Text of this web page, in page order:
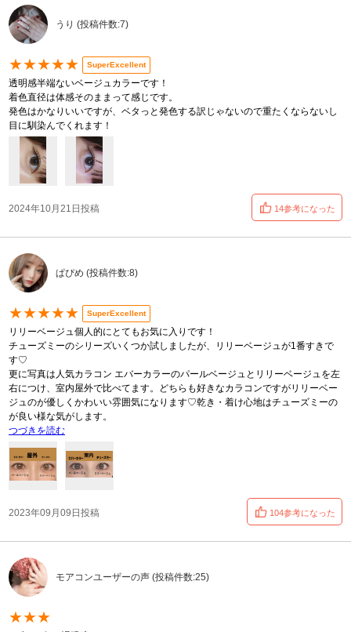
うり (投稿件数:7)
★★★★★ SuperExcellent
透明感半端ないベージュカラーです！
着色直径は体感そのままって感じです。
発色はかなりいいですが、ベタっと発色する訳じゃないので重たくならないし
目に馴染んでくれます！
2024年10月21日投稿 14参考になった
ぱぴめ (投稿件数:8)
★★★★★ SuperExcellent
リリーベージュ個人的にとてもお気に入りです！
チューズミーのシリーズいくつか試しましたが、リリーベージュが1番すきで
す♡
更に写真は人気カラコン エバーカラーのパールベージュとリリーベージュを左
右につけ、室内屋外で比べてます。どちらも好きなカラコンですがリリーベー
ジュのが優しくかわいい雰囲気になります♡乾き・着け心地はチューズミーの
が良い様な気がします。
つづきを読む
2023年09月09日投稿 104参考になった
モアコンユーザーの声 (投稿件数:25)
★★★